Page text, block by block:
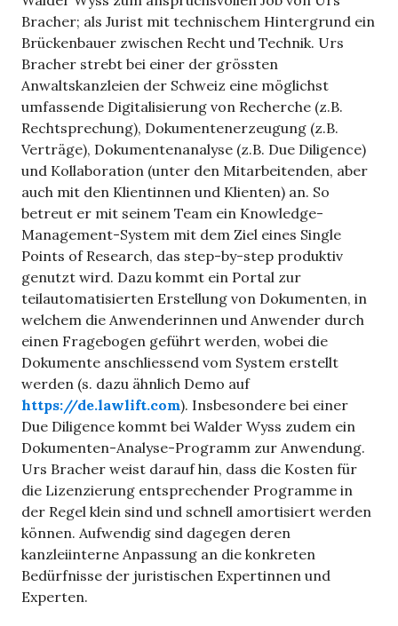
Bracher; als Jurist mit technischem Hintergrund ein
Brückenbauer zwischen Recht und Technik. Urs
Bracher strebt bei einer der grössten
Anwaltskanzleien der Schweiz eine möglichst
umfassende Digitalisierung von Recherche (z.B.
Rechtsprechung), Dokumentenerzeugung (z.B.
Verträge), Dokumentenanalyse (z.B. Due Diligence)
und Kollaboration (unter den Mitarbeitenden, aber
auch mit den Klientinnen und Klienten) an. So
betreut er mit seinem Team ein Knowledge-
Management-System mit dem Ziel eines Single
Points of Research, das step-by-step produktiv
genutzt wird. Dazu kommt ein Portal zur
teilautomatisierten Erstellung von Dokumenten, in
welchem die Anwenderinnen und Anwender durch
einen Fragebogen geführt werden, wobei die
Dokumente anschliessend vom System erstellt
werden (s. dazu ähnlich Demo auf
https://de.lawlift.com). Insbesondere bei einer
Due Diligence kommt bei Walder Wyss zudem ein
Dokumenten-Analyse-Programm zur Anwendung.
Urs Bracher weist darauf hin, dass die Kosten für
die Lizenzierung entsprechender Programme in
der Regel klein sind und schnell amortisiert werden
können. Aufwendig sind dagegen deren
kanzleiinterne Anpassung an die konkreten
Bedürfnisse der juristischen Expertinnen und
Experten.